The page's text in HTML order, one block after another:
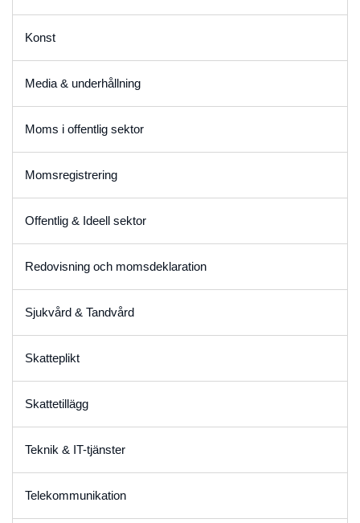
Konst
Media & underhållning
Moms i offentlig sektor
Momsregistrering
Offentlig & Ideell sektor
Redovisning och momsdeklaration
Sjukvård & Tandvård
Skatteplikt
Skattetillägg
Teknik & IT-tjänster
Telekommunikation